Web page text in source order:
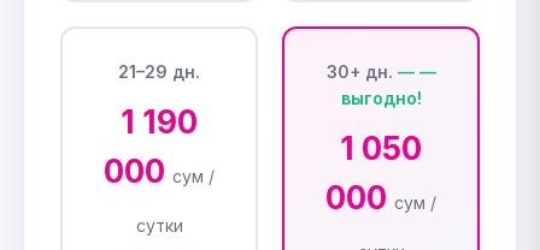
21–29 дн.
1 190
000 сум /
сутки
30+ дн.
1 050
000 сум /